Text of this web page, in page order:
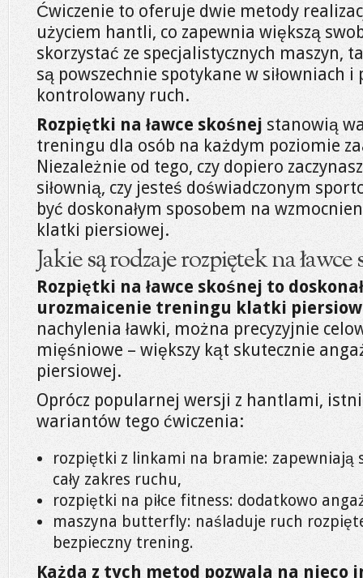
Ćwiczenie to oferuje dwie metody
użyciem hantli, co zapewnia większą
skorzystać ze specjalistycznych maszyn,
są powszechnie spotykane w siłowniach
kontrolowany ruch.
Rozpiętki na ławce skośnej stanowią
treningu dla osób na każdym poziomie
Niezależnie od tego, czy dopiero
siłownią, czy jesteś doświadczonym
być doskonałym sposobem na
klatki piersiowej.
Jakie są rodzaje rozpiętek na ławce
Rozpiętki na ławce skośnej to
urozmaicenie treningu klatki
nachylenia ławki, można precyzyjnie
mięśniowe – większy kąt skutecznie
piersiowej.
Oprócz popularnej wersji z hantlami,
wariantów tego ćwiczenia:
rozpiętki z linkami na bramie: zapewniają
cały zakres ruchu,
rozpiętki na piłce fitness: dodatkowo
maszyna butterfly: naśladuje ruch
bezpieczny trening.
Każda z tych metod pozwala na nieco